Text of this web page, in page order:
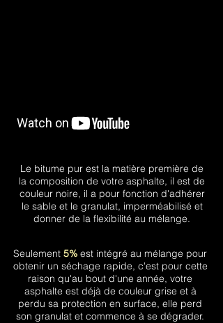
Le bitume pur est la matière première de
la composition de votre asphalte, il est de
couleur noire, il a pour fonction d'adhérer
le sable et le granulat, imperméabilisé et
donner de la flexibilité au mélange.
Seulement 5% est intégré au mélange pour
obtenir un séchage rapide, c'est pour cette
raison qu'au bout d'une année, votre
asphalte est déjà de couleur grise et à
perdu sa protection en surface, elle perd
son granulat et commence à se dégrader.